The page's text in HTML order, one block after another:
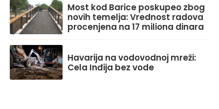
Most kod Barice poskupeo zbog
novih temelja: Vrednost radova
procenjena na 17 miliona dinara
Havarija na vodovodnoj mreži:
Cela Inđija bez vode